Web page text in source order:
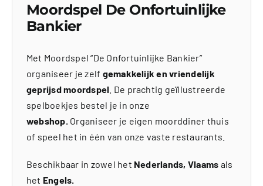
Moordspel De Onfortuinlijke
Bankier
Met Moordspel “De Onfortuinlijke Bankier”
organiseer je zelf gemakkelijk en vriendelijk
geprijsd moordspel . De prachtig geïllustreerde
spelboekjes bestel je in onze
webshop. Organiseer je eigen moorddiner thuis
of speel het in één van onze vaste restaurants.
Beschikbaar in zowel het Nederlands, Vlaams als
het Engels.